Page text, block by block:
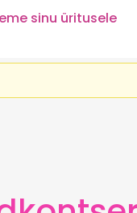
sinu üritusele